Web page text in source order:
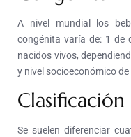
A nivel mundial los
congénita varía de: 1 de
nacidos vivos,
y nivel socioeconómico
Clasificación
Se suelen diferenciar